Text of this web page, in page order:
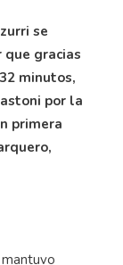
se
que gracias
minutos,
por la
primera